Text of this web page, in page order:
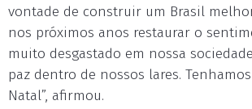
vontade de construir um Brasil
nos próximos anos restaurar o
muito desgastado em nossa
paz dentro de nossos lares.
Natal”, afirmou.